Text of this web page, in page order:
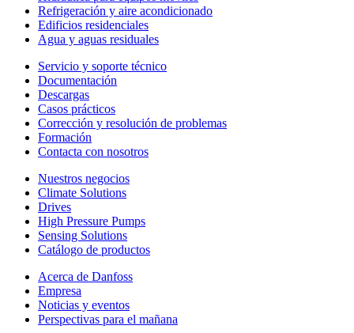
Refrigeración y aire acondicionado
Edificios residenciales
Agua y aguas residuales
Servicio y soporte técnico
Documentación
Descargas
Casos prácticos
Corrección y resolución de problemas
Formación
Contacta con nosotros
Nuestros negocios
Climate Solutions
Drives
High Pressure Pumps
Sensing Solutions
Catálogo de productos
Acerca de Danfoss
Empresa
Noticias y eventos
Perspectivas para el mañana